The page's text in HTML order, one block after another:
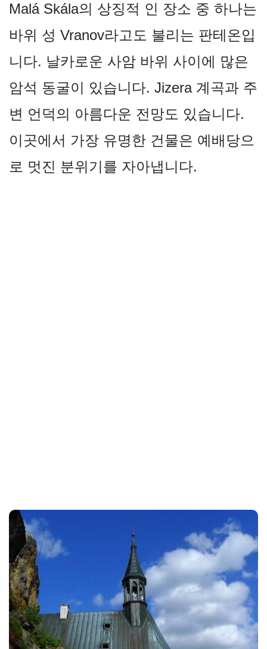
Malá Skála의 상징적 인 장소 중 하나는
바위 성 Vranov라고도 불리는 판테온입
니다. 날카로운 사암 바위 사이에 많은
암석 동굴이 있습니다. Jizera 계곡과 주
변 언덕의 아름다운 전망도 있습니다.
이곳에서 가장 유명한 건물은 예배당으
로 멋진 분위기를 자아냅니다.